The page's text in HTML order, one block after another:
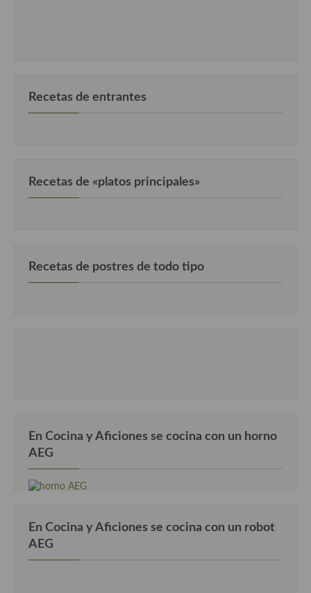
Cocina Rusa
Cocina Turca
Recetas de entrantes
Recetas de «platos principales»
Recetas de postres de todo tipo
En Cocina y Aficiones se cocina con un horno
AEG
En Cocina y Aficiones se cocina con un robot
AEG